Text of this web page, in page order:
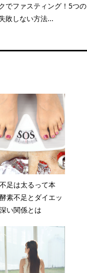
でファスティング！5つの
敗しない方法...
足は太るって本
素不足とダイエッ
い関係とは